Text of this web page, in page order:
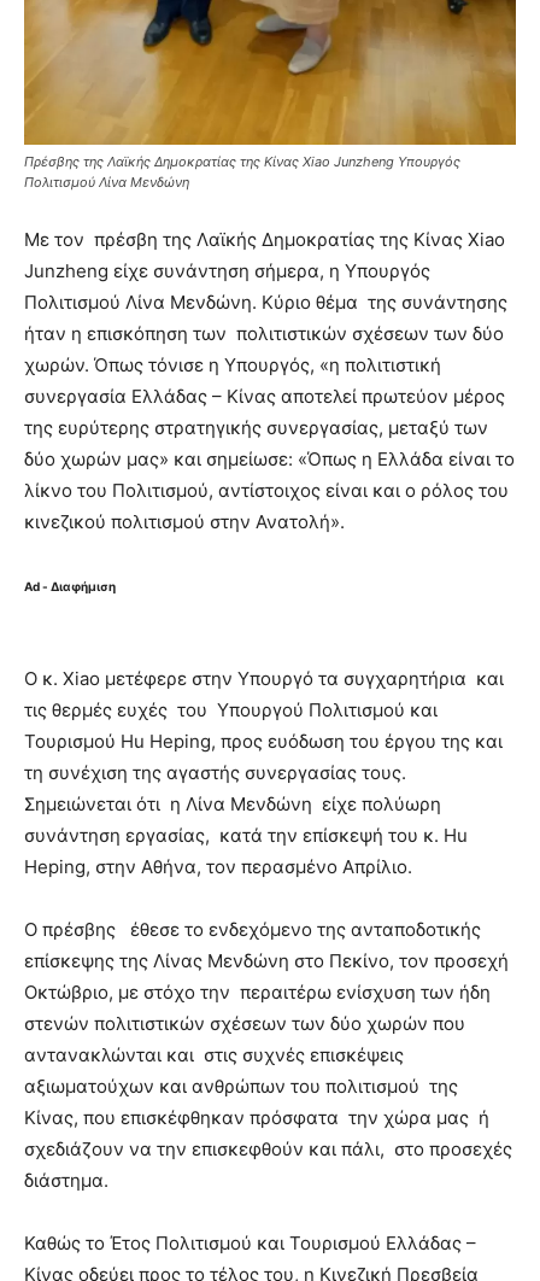
Πρέσβης της Λαϊκής Δημοκρατίας της Κίνας Xiao Junzheng Υπουργός
Πολιτισμού Λίνα Μενδώνη
Με τον πρέσβη της Λαϊκής Δημοκρατίας της Κίνας Xiao
Junzheng είχε συνάντηση σήμερα, η Υπουργός
Πολιτισμού Λίνα Μενδώνη. Κύριο θέμα της συνάντησης
ήταν η επισκόπηση των πολιτιστικών σχέσεων των δύο
χωρών. Όπως τόνισε η Υπουργός, «η πολιτιστική
συνεργασία Ελλάδας – Κίνας αποτελεί πρωτεύον μέρος
της ευρύτερης στρατηγικής συνεργασίας, μεταξύ των
δύο χωρών μας» και σημείωσε: «Όπως η Ελλάδα είναι το
λίκνο του Πολιτισμού, αντίστοιχος είναι και ο ρόλος του
κινεζικού πολιτισμού στην Ανατολή».
Ad - Διαφήμιση
O κ. Xiao μετέφερε στην Υπουργό τα συγχαρητήρια και
τις θερμές ευχές του Υπουργού Πολιτισμού και
Τουρισμού Hu Heping, προς ευόδωση του έργου της και
τη συνέχιση της αγαστής συνεργασίας τους.
Σημειώνεται ότι η Λίνα Μενδώνη είχε πολύωρη
συνάντηση εργασίας, κατά την επίσκεψή του κ. Hu
Heping, στην Αθήνα, τον περασμένο Απρίλιο.
O πρέσβης έθεσε το ενδεχόμενο της ανταποδοτικής
επίσκεψης της Λίνας Μενδώνη στο Πεκίνο, τον προσεχή
Οκτώβριο, με στόχο την περαιτέρω ενίσχυση των ήδη
στενών πολιτιστικών σχέσεων των δύο χωρών που
αντανακλώνται και στις συχνές επισκέψεις
αξιωματούχων και ανθρώπων του πολιτισμού της
Κίνας, που επισκέφθηκαν πρόσφατα την χώρα μας ή
σχεδιάζουν να την επισκεφθούν και πάλι, στο προσεχές
διάστημα.
Καθώς το Έτος Πολιτισμού και Τουρισμού Ελλάδας –
Κίνας οδεύει προς το τέλος του, η Κινεζική Πρεσβεία